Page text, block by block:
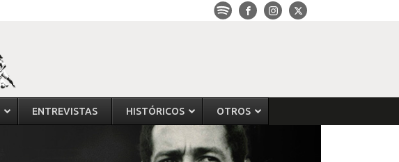
ENTREVISTAS HISTÓRICOS OTROS